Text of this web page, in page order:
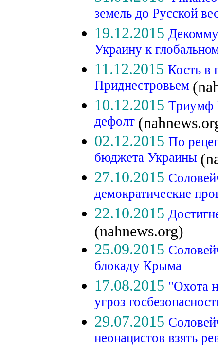
земель до Русской
19.12.2015
Украину к
11.12.2015 Кость в
Приднестровьем
10.12.2015 Триумф
дефолт
02.12.2015 По
бюджета Украины
27.10.2015
демократические
22.10.2015
(nahnews.org)
25.09.2015
блокаду Крыма
17.08.2015 "Охота
угроз
29.07.2015
неонацистов взять